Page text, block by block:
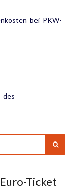
bei PKW-
des
Ticket